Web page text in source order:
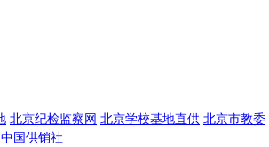
北京纪检监察网 北京学校基地直供 北京市教委
中国供销社